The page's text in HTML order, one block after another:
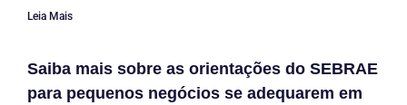
Leia Mais
Saiba mais sobre as orientações do SEBRAE
para pequenos negócios se adequarem em